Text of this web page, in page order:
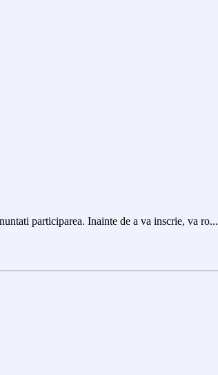
participarea. Inainte de a va inscrie, va ro...